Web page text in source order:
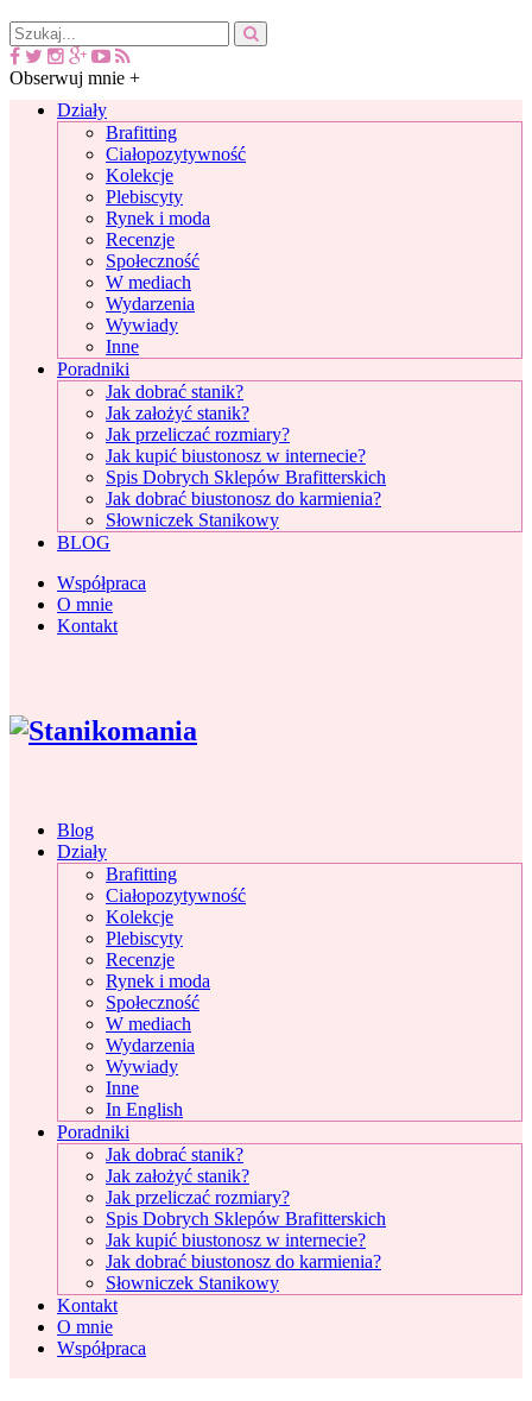
Obserwuj mnie +
Działy
Brafitting
Ciałopozytywność
Kolekcje
Plebiscyty
Rynek i moda
Recenzje
Społeczność
W mediach
Wydarzenia
Wywiady
Inne
Poradniki
Jak dobrać stanik?
Jak założyć stanik?
Jak przeliczać rozmiary?
Jak kupić biustonosz w internecie?
Spis Dobrych Sklepów Brafitterskich
Jak dobrać biustonosz do karmienia?
Słowniczek Stanikowy
BLOG
Współpraca
O mnie
Kontakt
Blog
Działy
Brafitting
Ciałopozytywność
Kolekcje
Plebiscyty
Recenzje
Rynek i moda
Społeczność
W mediach
Wydarzenia
Wywiady
Inne
In English
Poradniki
Jak dobrać stanik?
Jak założyć stanik?
Jak przeliczać rozmiary?
Spis Dobrych Sklepów Brafitterskich
Jak kupić biustonosz w internecie?
Jak dobrać biustonosz do karmienia?
Słowniczek Stanikowy
Kontakt
O mnie
Współpraca